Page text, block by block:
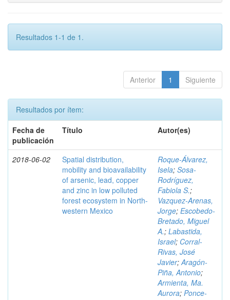
Resultados 1-1 de 1.
Anterior 1 Siguiente
Resultados por ítem:
Fecha de
publicación
Título Autor(es)
2018-06-02
Spatial distribution,
mobility and bioavailability
of arsenic, lead, copper
and zinc in low polluted
forest ecosystem in North-
western Mexico
Roque-Álvarez,
Isela; Sosa-
Rodríguez,
Fabiola S.;
Vazquez-Arenas,
Jorge; Escobedo-
Bretado, Miguel
A.; Labastida,
Israel; Corral-
Rivas, José
Javier;Aragón-
Piña, Antonio;
Armienta, Ma.
Aurora; Ponce-